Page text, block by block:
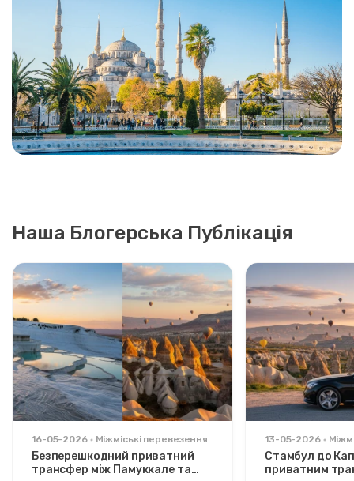
Наша Блогерська Публікація
16-05-2026 Міжміські перевезення
Безперешкодний приватний
трансфер між Памуккале та
13-05-2026
Стамбул до
приватним